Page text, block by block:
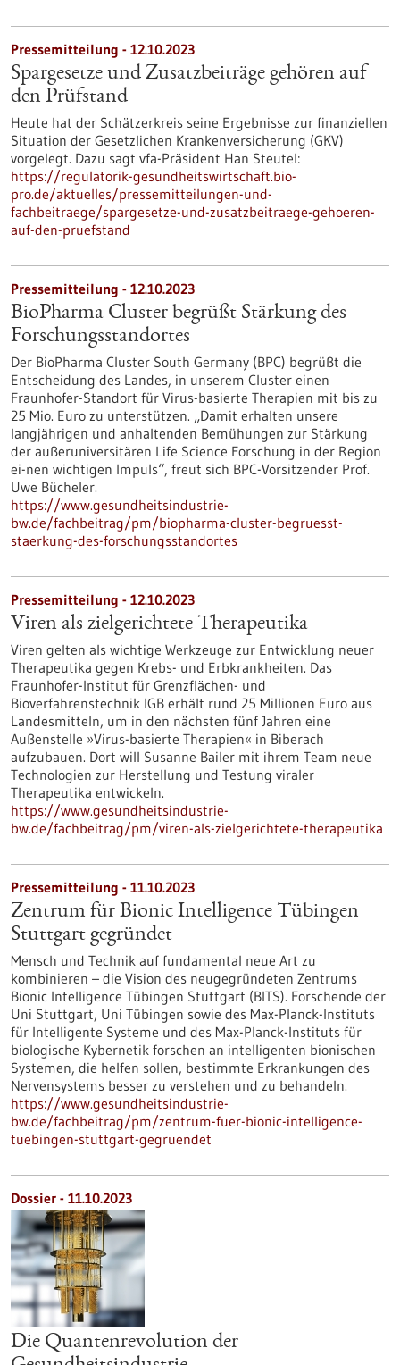
Pressemitteilung - 12.10.2023
Spargesetze und Zusatzbeiträge gehören auf
den Prüfstand
Heute hat der Schätzerkreis seine Ergebnisse zur finanziellen
Situation der Gesetzlichen Krankenversicherung (GKV)
vorgelegt. Dazu sagt vfa-Präsident Han Steutel:
https://regulatorik-gesundheitswirtschaft.bio-
pro.de/aktuelles/pressemitteilungen-und-
fachbeitraege/spargesetze-und-zusatzbeitraege-gehoeren-
auf-den-pruefstand
Pressemitteilung - 12.10.2023
BioPharma Cluster begrüßt Stärkung des
Forschungsstandortes
Der BioPharma Cluster South Germany (BPC) begrüßt die
Entscheidung des Landes, in unserem Cluster einen
Fraunhofer-Standort für Virus-basierte Therapien mit bis zu
25 Mio. Euro zu unterstützen. „Damit erhalten unsere
langjährigen und anhaltenden Bemühungen zur Stärkung
der außeruniversitären Life Science Forschung in der Region
ei-nen wichtigen Impuls“, freut sich BPC-Vorsitzender Prof.
Uwe Bücheler.
https://www.gesundheitsindustrie-
bw.de/fachbeitrag/pm/biopharma-cluster-begruesst-
staerkung-des-forschungsstandortes
Pressemitteilung - 12.10.2023
Viren als zielgerichtete Therapeutika
Viren gelten als wichtige Werkzeuge zur Entwicklung neuer
Therapeutika gegen Krebs- und Erbkrankheiten. Das
Fraunhofer-Institut für Grenzflächen- und
Bioverfahrenstechnik IGB erhält rund 25 Millionen Euro aus
Landesmitteln, um in den nächsten fünf Jahren eine
Außenstelle »Virus-basierte Therapien« in Biberach
aufzubauen. Dort will Susanne Bailer mit ihrem Team neue
Technologien zur Herstellung und Testung viraler
Therapeutika entwickeln.
https://www.gesundheitsindustrie-
bw.de/fachbeitrag/pm/viren-als-zielgerichtete-therapeutika
Pressemitteilung - 11.10.2023
Zentrum für Bionic Intelligence Tübingen
Stuttgart gegründet
Mensch und Technik auf fundamental neue Art zu
kombinieren – die Vision des neugegründeten Zentrums
Bionic Intelligence Tübingen Stuttgart (BITS). Forschende der
Uni Stuttgart, Uni Tübingen sowie des Max-Planck-Instituts
für Intelligente Systeme und des Max-Planck-Instituts für
biologische Kybernetik forschen an intelligenten bionischen
Systemen, die helfen sollen, bestimmte Erkrankungen des
Nervensystems besser zu verstehen und zu behandeln.
https://www.gesundheitsindustrie-
bw.de/fachbeitrag/pm/zentrum-fuer-bionic-intelligence-
tuebingen-stuttgart-gegruendet
Dossier - 11.10.2023
Die Quantenrevolution der